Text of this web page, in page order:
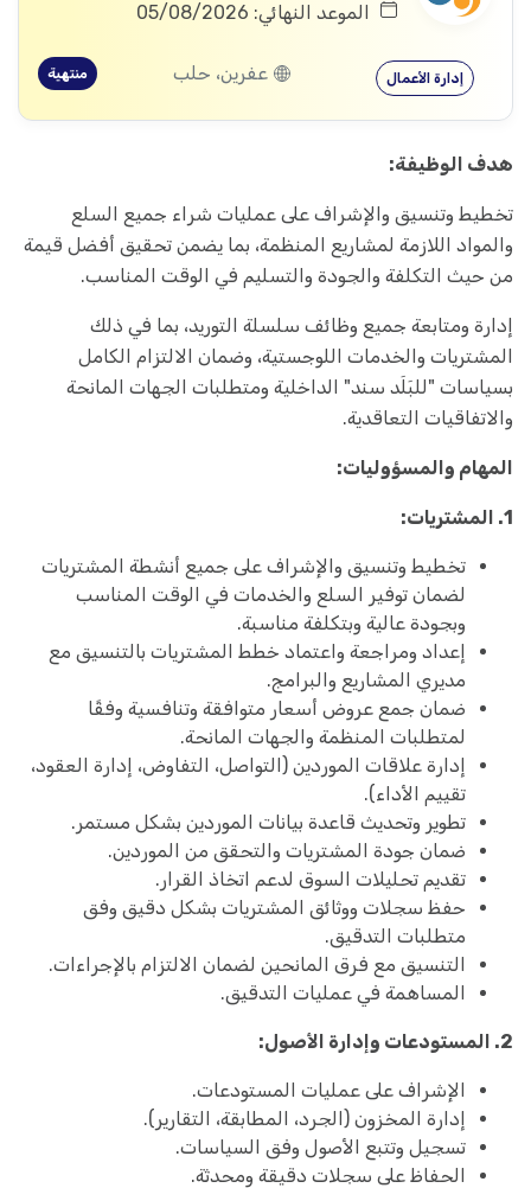
الموعد النهائي: 05/08/2026
إدارة الأعمال عفرين، حلب منتهية
هدف الوظيفة:
تخطيط وتنسيق والإشراف على عمليات شراء جميع السلع
والمواد اللازمة لمشاريع المنظمة، بما يضمن تحقيق أفضل قيمة
من حيث التكلفة والجودة والتسليم في الوقت المناسب.
إدارة ومتابعة جميع وظائف سلسلة التوريد، بما في ذلك
المشتريات والخدمات اللوجستية، وضمان الالتزام الكامل
بسياسات "للبَلَد سند" الداخلية ومتطلبات الجهات المانحة
والاتفاقيات التعاقدية.
المهام والمسؤوليات:
1. المشتريات:
تخطيط وتنسيق والإشراف على جميع أنشطة المشتريات
لضمان توفير السلع والخدمات في الوقت المناسب
وبجودة عالية وبتكلفة مناسبة.
إعداد ومراجعة واعتماد خطط المشتريات بالتنسيق مع
مديري المشاريع والبرامج.
ضمان جمع عروض أسعار متوافقة وتنافسية وفقًا
لمتطلبات المنظمة والجهات المانحة.
إدارة علاقات الموردين (التواصل، التفاوض، إدارة العقود،
تقييم الأداء).
تطوير وتحديث قاعدة بيانات الموردين بشكل مستمر.
ضمان جودة المشتريات والتحقق من الموردين.
تقديم تحليلات السوق لدعم اتخاذ القرار.
حفظ سجلات ووثائق المشتريات بشكل دقيق وفق
متطلبات التدقيق.
التنسيق مع فرق المانحين لضمان الالتزام بالإجراءات.
المساهمة في عمليات التدقيق.
2. المستودعات وإدارة الأصول:
الإشراف على عمليات المستودعات.
إدارة المخزون (الجرد، المطابقة، التقارير).
تسجيل وتتبع الأصول وفق السياسات.
الحفاظ على سجلات دقيقة ومحدثة.